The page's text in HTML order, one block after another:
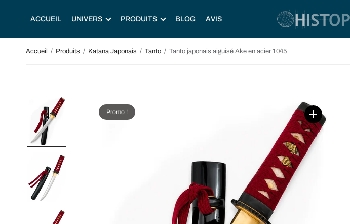
ACCUEIL UNIVERS PRODUITS BLOG AVIS
Accueil / Produits / Katana Japonais / Tanto / Tanto japonais aiguisé Ake en acier 1045
Promo !